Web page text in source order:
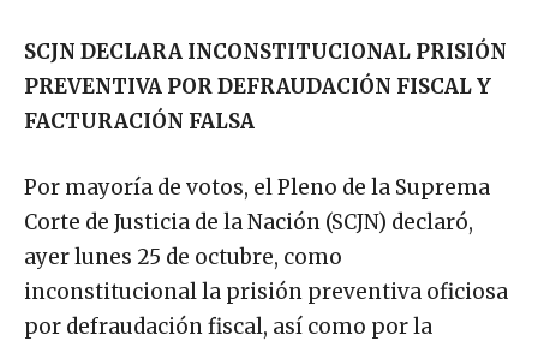
SCJN DECLARA INCONSTITUCIONAL PRISIÓN
PREVENTIVA POR DEFRAUDACIÓN FISCAL Y
FACTURACIÓN FALSA
Por mayoría de votos, el Pleno de la Suprema
Corte de Justicia de la Nación (SCJN) declaró,
ayer lunes 25 de octubre, como
inconstitucional la prisión preventiva oficiosa
por defraudación fiscal, así como por la